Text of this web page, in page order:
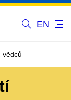
EN
vědců